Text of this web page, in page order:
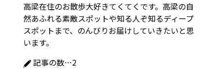
高梁在住のお散歩大好きてくてくです。高梁の自
然あふれる素敵スポットや知る人ぞ知るディープ
スポットまで、のんびりお届けしていきたいと思
います。
記事の数…2